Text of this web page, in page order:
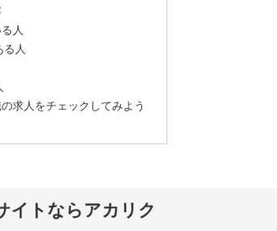
人
人
求人をチェックしてみよう
イトならアカリク